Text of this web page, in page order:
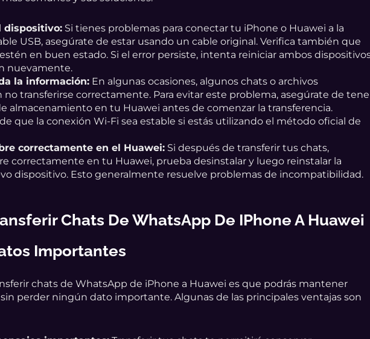
dispositivo: Si tienes problemas para conectar tu iPhone o Huawei a la
USB, asegúrate de estar usando un cable original. Verifica también que
en buen estado. Si el error persiste, intenta reiniciar ambos
nuevamente.
la información: En algunas ocasiones, algunos chats o archivos
transferirse correctamente. Para evitar este problema, asegúrate de
almacenamiento en tu Huawei antes de comenzar la transferencia.
que la conexión Wi-Fi sea estable si estás utilizando el método oficial de
correctamente en el Huawei: Si después de transferir tus chats,
correctamente en tu Huawei, prueba desinstalar y luego reinstalar la
dispositivo. Esto generalmente resuelve problemas de incompatibilidad.
Chats De WhatsApp De IPhone A Huawei
Importantes
chats de WhatsApp de iPhone a Huawei es que podrás mantener
perder ningún dato importante. Algunas de las principales ventajas son